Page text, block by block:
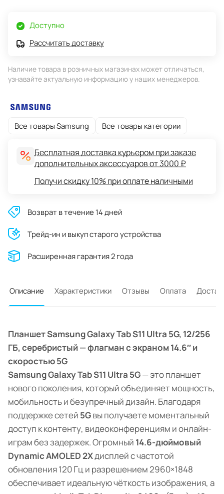
Доступно
Рассчитать доставку
Наличие товара в розничных магазинах может отличаться,
узнавайте актуальную информацию у наших менеджеров.
Все товары Samsung Все товары категории
Бесплатная доставка курьером при заказе
дополнительных аксессуаров от 3000 ₽
Получи скидку 10% при оплате наличными
Возврат в течение 14 дней
Трейд-ин и выкуп старого устройства
Расширенная гарантия 2 года
Описание Характеристики Отзывы Оплата
Планшет Samsung Galaxy Tab S11 Ultra 5G, 12/256
ГБ, серебристый — флагман с экраном 14.6″ и
скоростью 5G
Samsung Galaxy Tab S11 Ultra 5G— это планшет
нового поколения, который объединяет мощность,
мобильность и безупречный дизайн. Благодаря
поддержке сетей 5Gвы получаете моментальный
доступ к контенту, видеоконференциям и онлайн-
играм без задержек. Огромный 14.6-дюймовый
Dynamic AMOLED 2Xдисплей с частотой
обновления 120 Гц и разрешением 2960×1848
обеспечивает идеальную чёткость изображения, а